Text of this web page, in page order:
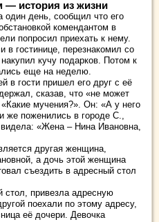
история из жизни
один день, сообщил что его
комендантом в
попросил приехать к нему.
гостинице, перезнакомил со
кучу подарков. Потом к
еще на неделю.
в гости пришел его друг с её
сказав, что «не может
мучения?». Он: «А у него
же поженились в городе С.,
«Жена – Нина Ивановна,
другая женщина,
а дочь этой женщина
съездить в адресный стол
стол, привезла адресную
поехали по этому адресу,
её дочери. Девочка